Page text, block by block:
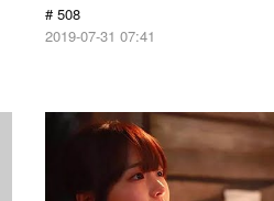
# 508
2019-07-31 07:41